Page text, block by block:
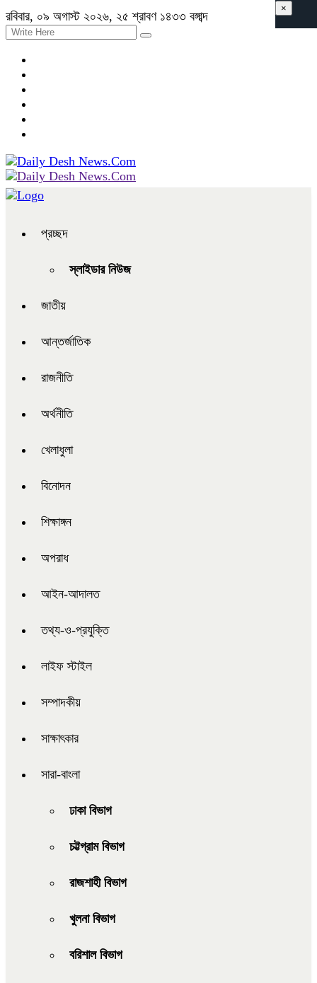
রবিবার, ০৯ অগাস্ট ২০২৬, ২৫ শ্রাবণ ১৪৩৩ বঙ্গাব্দ
প্রচ্ছদ
স্লাইডার নিউজ
জাতীয়
আন্তর্জাতিক
রাজনীতি
অর্থনীতি
খেলাধুলা
বিনোদন
শিক্ষাঙ্গন
অপরাধ
আইন-আদালত
তথ্য-ও-প্রযুক্তি
লাইফ স্টাইল
সম্পাদকীয়
সাক্ষাৎকার
সারা-বাংলা
ঢাকা বিভাগ
চট্টগ্রাম বিভাগ
রাজশাহী বিভাগ
খুলনা বিভাগ
বরিশাল বিভাগ
×